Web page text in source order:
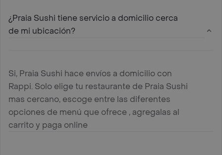
¿Praia Sushi tiene servicio a domicilio cerca
de mi ubicación?
Si, Praia Sushi hace envíos a domicilio con
Rappi. Solo elige tu restaurante de Praia Sushi
mas cercano, escoge entre las diferentes
opciones de menú que ofrece , agregalas al
carrito y paga online